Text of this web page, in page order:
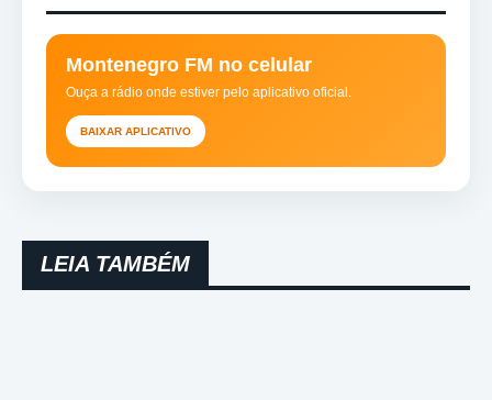
Montenegro FM no celular
Ouça a rádio onde estiver pelo aplicativo oficial.
BAIXAR APLICATIVO
LEIA TAMBÉM